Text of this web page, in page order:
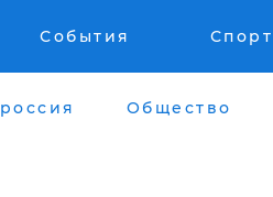
События Спорт
россия Общество